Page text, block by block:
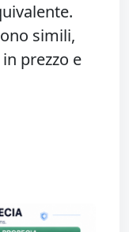
simili,
prezzo e